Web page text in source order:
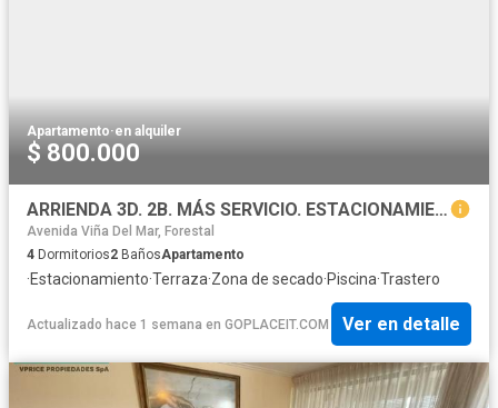
Apartamento·en alquiler
$ 800.000
ARRIENDA 3D. 2B. MÁS SERVICIO. ESTACIONAMIENTO, PISCINA
Avenida Viña Del Mar, Forestal
4 Dormitorios2 BañosApartamento
·Estacionamiento·Terraza·Zona de secado·Piscina·Trastero
Actualizado hace 1 semana en GOPLACEIT.COM Ver en detalle